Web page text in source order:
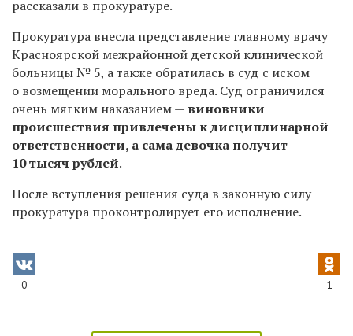
рассказали в прокуратуре.
Прокуратура внесла представление главному врачу
Красноярской межрайонной детской клинической
больницы № 5, а также обратилась в суд с иском
о возмещении морального вреда. Суд ограничился
очень мягким наказанием — виновники
происшествия привлечены к дисциплинарной
ответственности, а сама девочка получит
10 тысяч рублей.
После вступления решения суда в законную силу
прокуратура проконтролирует его исполнение.
0 1